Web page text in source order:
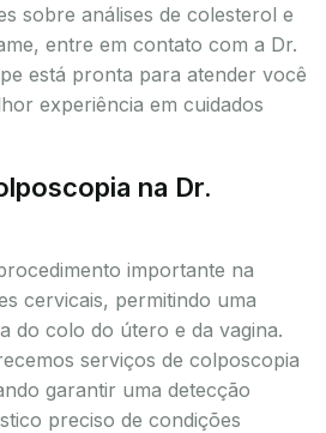
sobre análises de colesterol e
entre em contato com a Dr.
está pronta para atender você
experiência em cuidados
na Dr.
importante na
cervicais, permitindo uma
do colo do útero e da vagina.
serviços de colposcopia
garantir uma detecção
preciso de condições